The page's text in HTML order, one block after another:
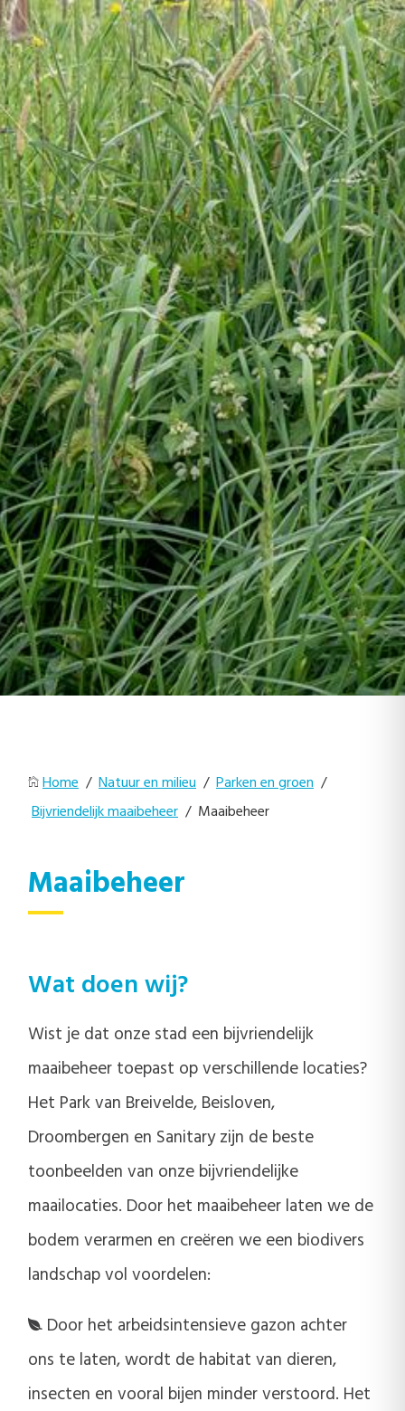
Home / Natuur en milieu / Parken en groen /
Bijvriendelijk maaibeheer / Maaibeheer
Maaibeheer
Wat doen wij?
Wist je dat onze stad een bijvriendelijk
maaibeheer toepast op verschillende locaties?
Het Park van Breivelde, Beisloven,
Droombergen en Sanitary zijn de beste
toonbeelden van onze bijvriendelijke
maailocaties. Door het maaibeheer laten we de
bodem verarmen en creëren we een biodivers
landschap vol voordelen:
Door het arbeidsintensieve gazon achter
ons te laten, wordt de habitat van dieren,
insecten en vooral bijen minder verstoord. Het